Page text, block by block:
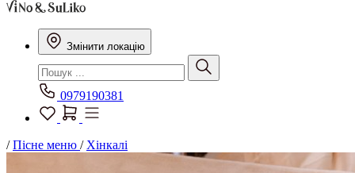
Змінити локацію
0979190381
/Пісне меню / Хінкалі